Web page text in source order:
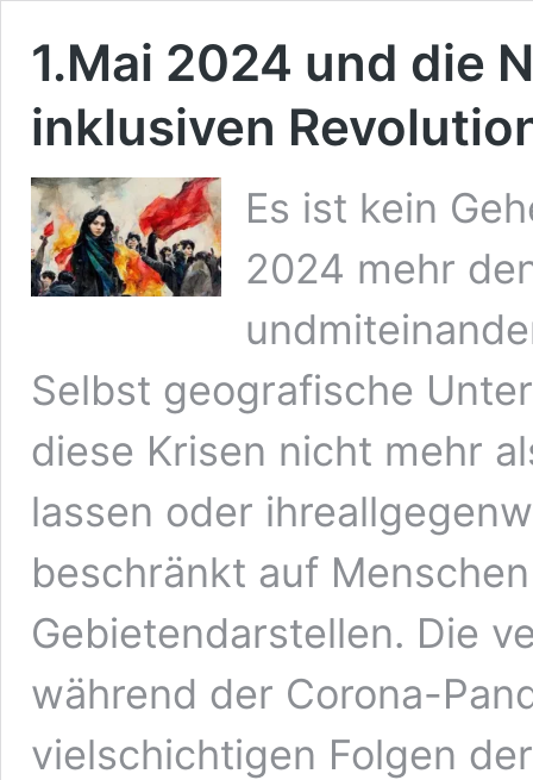
1.Mai 2024 und die
inklusiven
Es ist kein
2024 mehr
Selbst geografische
diese Krisen nicht mehr
lassen oder
beschränkt auf
Gebietendarstellen. Die
während der Corona-
vielschichtigen Folgen